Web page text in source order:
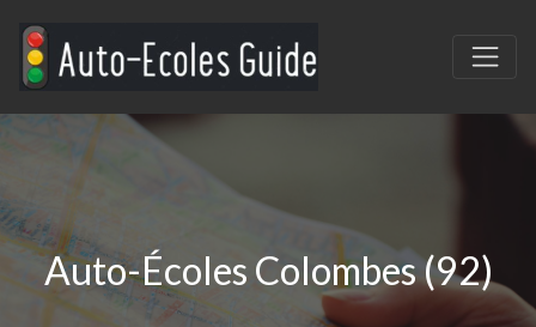
Auto-Écoles Colombes (92)